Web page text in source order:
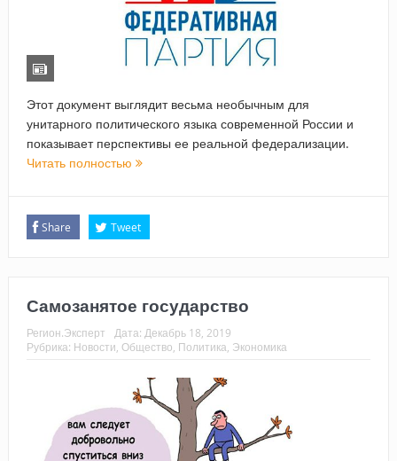
Этот документ выглядит весьма необычным для
унитарного политического языка современной России и
показывает перспективы ее реальной федерализации.
Читать полностью
Share Tweet
Самозанятое государство
Регион.Эксперт Дата: Декабрь 18, 2019
Рубрика: Новости Общество Политика Экономика